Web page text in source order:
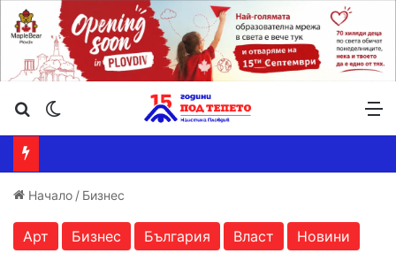
Търсене ...
Начало / Бизнес
Арт Бизнес България Власт Новини